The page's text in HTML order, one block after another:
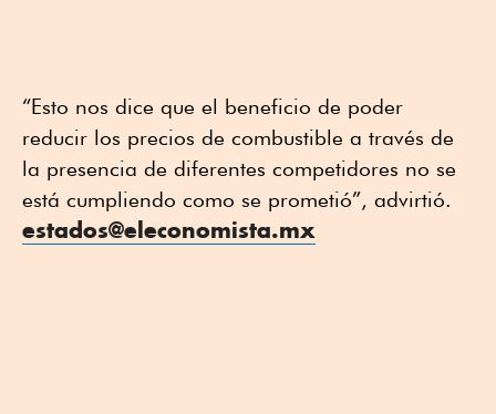
“Esto nos dice que el beneficio de poder
reducir los precios de combustible a través de
la presencia de diferentes competidores no se
está cumpliendo como se prometió”, advirtió.
estados@eleconomista.mx